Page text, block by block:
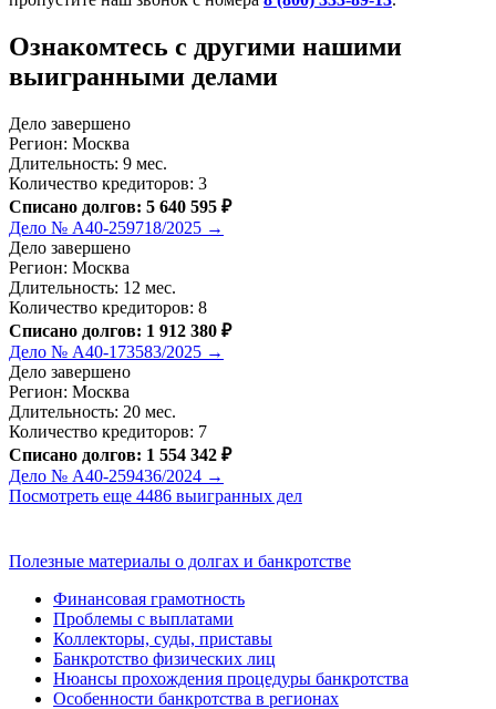
Ознакомтесь c другими нашими
выигранными делами
Дело завершено
Регион: Москва
Длительность: 9 мес.
Количество кредиторов: 3
Списано долгов: 5 640 595 ₽
Дело № А40-259718/2025 →
Дело завершено
Регион: Москва
Длительность: 12 мес.
Количество кредиторов: 8
Списано долгов: 1 912 380 ₽
Дело № А40-173583/2025 →
Дело завершено
Регион: Москва
Длительность: 20 мес.
Количество кредиторов: 7
Списано долгов: 1 554 342 ₽
Дело № А40-259436/2024 →
Посмотреть еще 4486 выигранных дел
Полезные материалы о долгах и банкротстве
Финансовая грамотность
Проблемы с выплатами
Коллекторы, суды, приставы
Банкротство физических лиц
Нюансы прохождения процедуры банкротства
Особенности банкротства в регионах